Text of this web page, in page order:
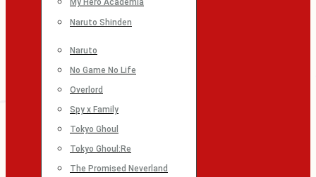
My Hero Academia
Naruto Shinden
Naruto
No Game No Life
Overlord
Spy x Family
Tokyo Ghoul
Tokyo Ghoul:Re
The Promised Neverland